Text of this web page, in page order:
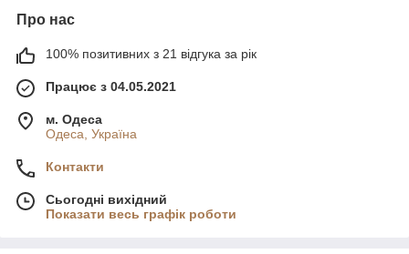
Про нас
100% позитивних з 21 відгука за рік
Працює з 04.05.2021
м. Одеса
Одеса, Україна
Контакти
Сьогодні вихідний
Показати весь графік роботи